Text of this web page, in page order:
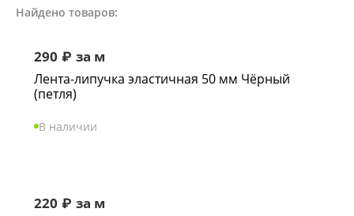
Найдено товаров:
290 ₽ за м
Лента-липучка эластичная 50 мм Чёрный
(петля)
В наличии
220 ₽ за м